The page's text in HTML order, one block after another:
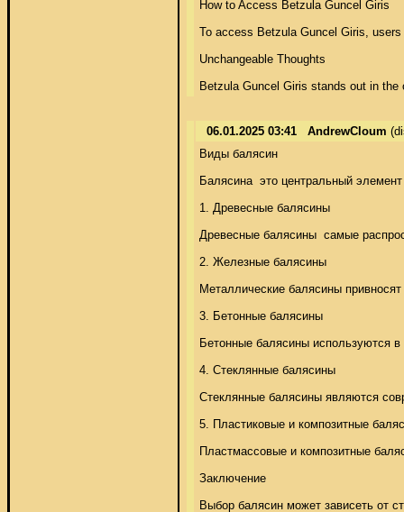
How to Access Betzula Guncel Giris
To access Betzula Guncel Giris,
Unchangeable Thoughts
Betzula Guncel Giris stands out in
06.01.2025 03:41 AndrewCloum
Виды балясин
Балясина  это центральный
1. Древесные балясины
Древесные балясины  самые
2. Железные балясины
Металлические балясины
3. Бетонные балясины
Бетонные балясины используются
4. Стеклянные балясины
Стеклянные балясины являются
5. Пластиковые и композитные
Пластмассовые и композитные
Заключение
Выбор балясин может зависеть от